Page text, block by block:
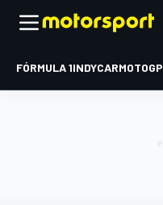
FÓRMULA 1INDYCARMOTOGP